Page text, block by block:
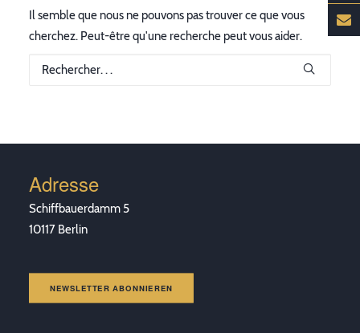
Il semble que nous ne pouvons pas trouver ce que vous
cherchez. Peut-être qu'une recherche peut vous aider.
Adresse
Schiffbauerdamm 5
10117 Berlin
NEWSLETTER ABONNIEREN